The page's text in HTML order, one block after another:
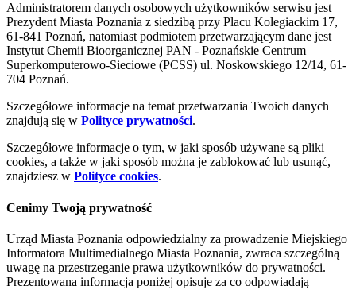
Administratorem danych osobowych użytkowników serwisu jest
Prezydent Miasta Poznania z siedzibą przy Placu Kolegiackim 17,
61-841 Poznań, natomiast podmiotem przetwarzającym dane jest
Instytut Chemii Bioorganicznej PAN - Poznańskie Centrum
Superkomputerowo-Sieciowe (PCSS) ul. Noskowskiego 12/14, 61-
704 Poznań.
Szczegółowe informacje na temat przetwarzania Twoich danych
znajdują się w Polityce prywatności.
Szczegółowe informacje o tym, w jaki sposób używane są pliki
cookies, a także w jaki sposób można je zablokować lub usunąć,
znajdziesz w Polityce cookies.
Cenimy Twoją prywatność
Urząd Miasta Poznania odpowiedzialny za prowadzenie Miejskiego
Informatora Multimedialnego Miasta Poznania, zwraca szczególną
uwagę na przestrzeganie prawa użytkowników do prywatności.
Prezentowana informacja poniżej opisuje za co odpowiadają